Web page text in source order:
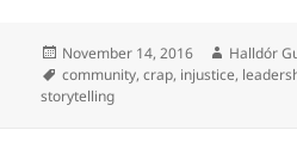
Posted
on
November 14, 2016 Author
Halldór
Tags
community,crap, injustice,
storytelling